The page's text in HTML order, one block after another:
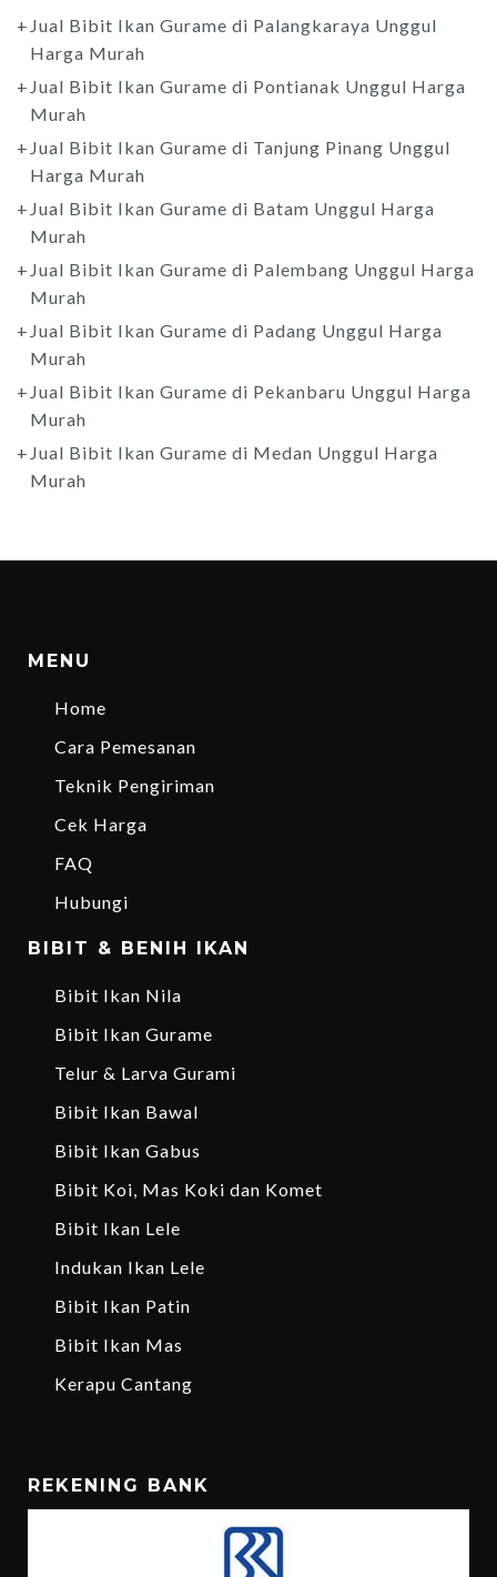
Jual Bibit Ikan Gurame di Palangkaraya Unggul
Harga Murah
Jual Bibit Ikan Gurame di Pontianak Unggul Harga
Murah
Jual Bibit Ikan Gurame di Tanjung Pinang Unggul
Harga Murah
Jual Bibit Ikan Gurame di Batam Unggul Harga
Murah
Jual Bibit Ikan Gurame di Palembang Unggul Harga
Murah
Jual Bibit Ikan Gurame di Padang Unggul Harga
Murah
Jual Bibit Ikan Gurame di Pekanbaru Unggul Harga
Murah
Jual Bibit Ikan Gurame di Medan Unggul Harga
Murah
MENU
Home
Cara Pemesanan
Teknik Pengiriman
Cek Harga
FAQ
Hubungi
BIBIT & BENIH IKAN
Bibit Ikan Nila
Bibit Ikan Gurame
Telur & Larva Gurami
Bibit Ikan Bawal
Bibit Ikan Gabus
Bibit Koi, Mas Koki dan Komet
Bibit Ikan Lele
Indukan Ikan Lele
Bibit Ikan Patin
Bibit Ikan Mas
Kerapu Cantang
REKENING BANK